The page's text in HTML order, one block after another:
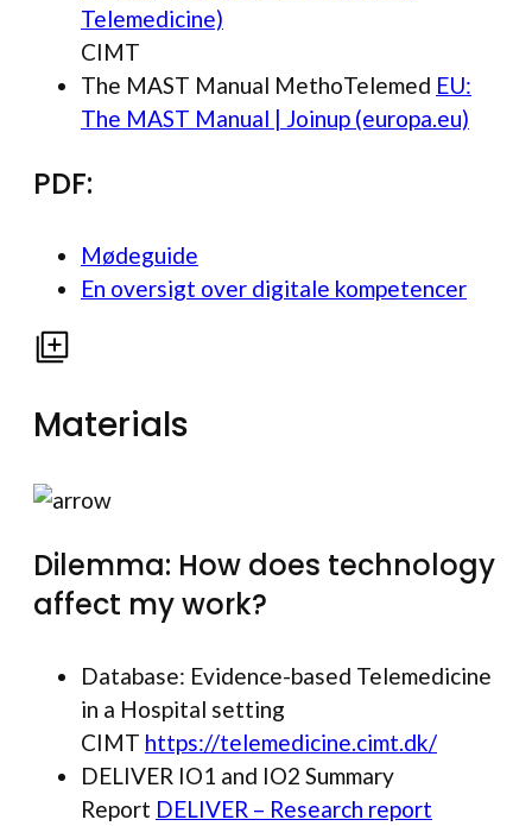
Telemedicine)
CIMT
The MAST Manual MethoTelemed EU:
The MAST Manual | Joinup (europa.eu)
PDF:
Mødeguide
En oversigt over digitale kompetencer
Materials
Dilemma: How does technology
affect my work?
Database: Evidence-based Telemedicine
in a Hospital setting
CIMT https://telemedicine.cimt.dk/
DELIVER IO1 and IO2 Summary
Report DELIVER – Research report